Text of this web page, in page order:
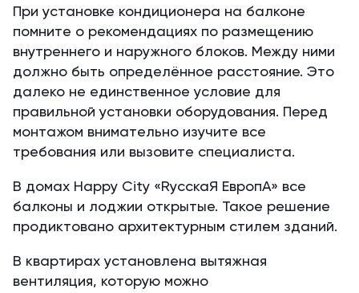
При установке кондиционера на балконе
помните о рекомендациях по размещению
внутреннего и наружного блоков. Между ними
должно быть определённое расстояние. Это
далеко не единственное условие для
правильной установки оборудования. Перед
монтажом внимательно изучите все
требования или вызовите специалиста.
В домах Happy City «RусскаЯ ЕвропА» все
балконы и лоджии открытые. Такое решение
продиктовано архитектурным стилем зданий.
В квартирах установлена вытяжная
вентиляция, которую можно